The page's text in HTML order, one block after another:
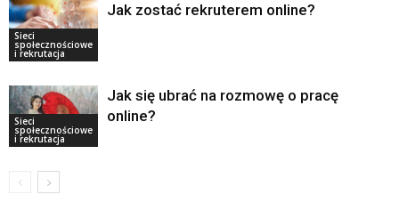
Sieci
społecznościowe
i rekrutacja
Jak zostać rekruterem online?
Sieci
społecznościowe
i rekrutacja
Jak się ubrać na rozmowę o pracę
online?